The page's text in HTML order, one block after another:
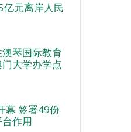
亿元离岸人民
琴国际教育
大学办学点
幕 签署49份
作用